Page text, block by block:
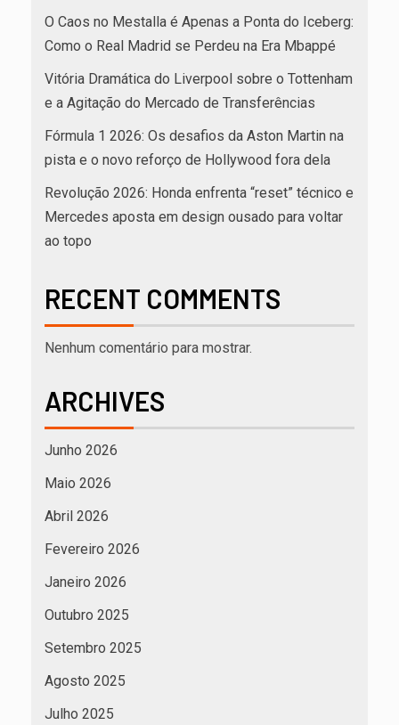
O Caos no Mestalla é Apenas a Ponta do Iceberg:
Como o Real Madrid se Perdeu na Era Mbappé
Vitória Dramática do Liverpool sobre o Tottenham
e a Agitação do Mercado de Transferências
Fórmula 1 2026: Os desafios da Aston Martin na
pista e o novo reforço de Hollywood fora dela
Revolução 2026: Honda enfrenta “reset” técnico e
Mercedes aposta em design ousado para voltar
ao topo
RECENT COMMENTS
Nenhum comentário para mostrar.
ARCHIVES
Junho 2026
Maio 2026
Abril 2026
Fevereiro 2026
Janeiro 2026
Outubro 2025
Setembro 2025
Agosto 2025
Julho 2025